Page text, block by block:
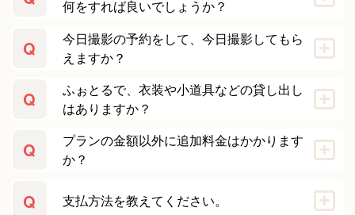
何をすれば良いでしょうか？
Q
今日撮影の予約をして、今日撮影してもら
えますか？
Q
ふぉとるで、衣装や小道具などの貸し出し
はありますか？
Q
プランの金額以外に追加料金はかかります
か？
Q 支払方法を教えてください。